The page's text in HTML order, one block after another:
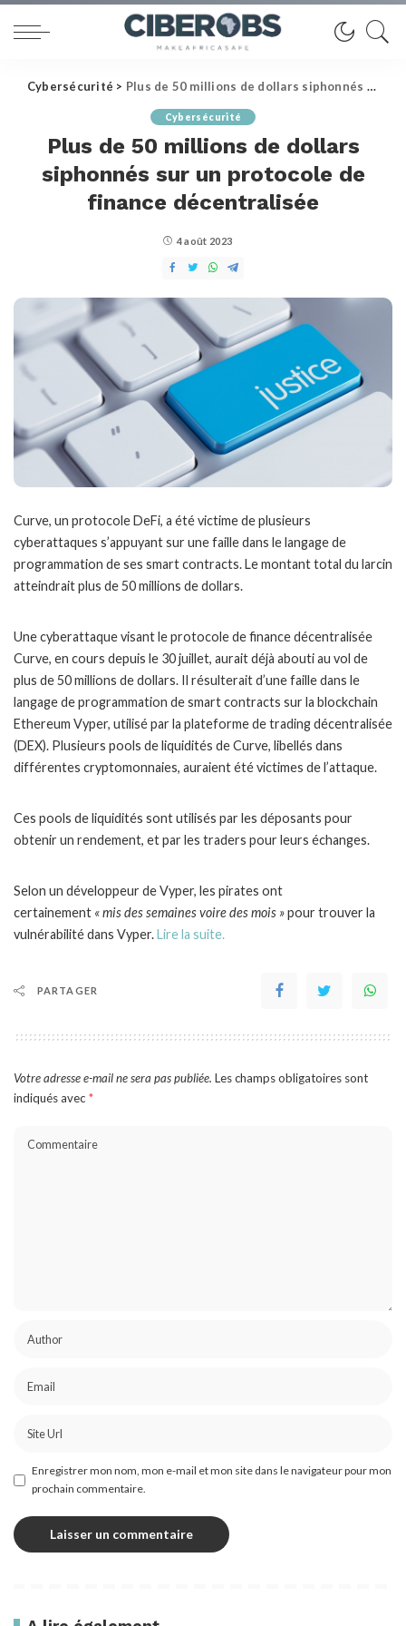
Cybersécurité > Plus de 50 millions de dollars siphonnés sur un protocole de finance décentralisée
Cybersécurité
Plus de 50 millions de dollars
siphonnés sur un protocole de
finance décentralisée
4 août 2023
Curve, un protocole DeFi, a été victime de plusieurs
cyberattaques s’appuyant sur une faille dans le langage de
programmation de ses smart contracts. Le montant total du larcin
atteindrait plus de 50 millions de dollars.
Une cyberattaque visant le protocole de finance décentralisée
Curve, en cours depuis le 30 juillet, aurait déjà abouti au vol de
plus de 50 millions de dollars. Il résulterait d’une faille dans le
langage de programmation de smart contracts sur la blockchain
Ethereum Vyper, utilisé par la plateforme de trading décentralisée
(DEX). Plusieurs pools de liquidités de Curve, libellés dans
différentes cryptomonnaies, auraient été victimes de l’attaque.
Ces pools de liquidités sont utilisés par les déposants pour
obtenir un rendement, et par les traders pour leurs échanges.
Selon un développeur de Vyper, les pirates ont
certainement « mis des semaines voire des mois »pour trouver la
vulnérabilité dans Vyper.Lire la suite.
PARTAGER
Votre adresse e-mail ne sera pas publiée. Les champs obligatoires sont
indiqués avec *
Enregistrer mon nom, mon e-mail et mon site dans le navigateur pour mon
prochain commentaire.